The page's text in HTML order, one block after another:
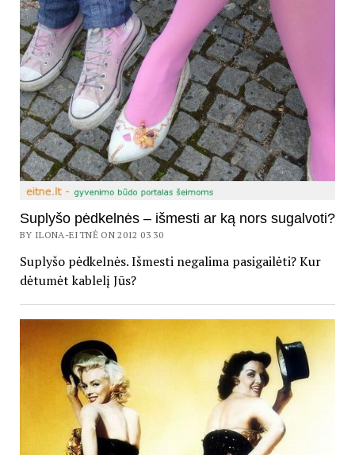
Suplyšo pėdkelnės – išmesti ar ką nors sugalvoti?
BY ILONA-EITNĖ ON 2012 03 30
Suplyšo pėdkelnės. Išmesti negalima pasigailėti? Kur
dėtumėt kablelį Jūs?